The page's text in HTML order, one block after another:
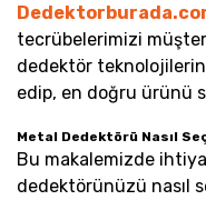
tecrübelerimizi
dedektör
edip, en doğru ürünü
Metal Dedektörü Nasıl
Bu makalemizde
dedektörünüzü nasıl